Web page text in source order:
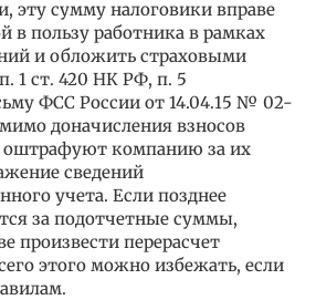
эту сумму налоговики вправе
в пользу работника в рамках
и обложить страховыми
1 ст. 420 НК РФ, п. 5
ФСС России от 14.04.15 № 02-
доначисления взносов
оштрафуют компанию за их
сведений
учета. Если позднее
за подотчетные суммы,
произвести перерасчет
этого можно избежать, если